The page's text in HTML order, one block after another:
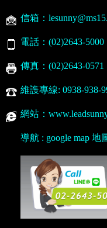
信箱：
電話：(02)2643-5000
傳真：(02)2643-0571
維謢專線: 0938-938-
網站：
導航 : google map 地